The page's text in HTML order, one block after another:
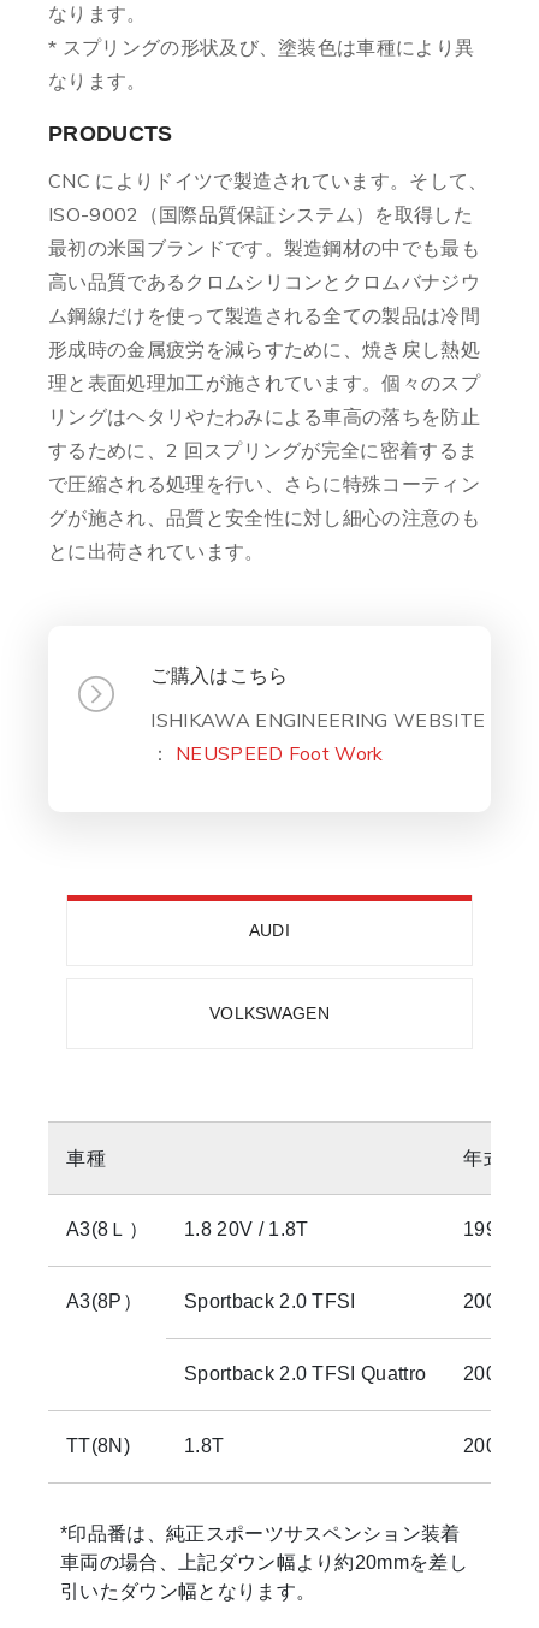
なります。
* スプリングの形状及び、塗装色は車種により異
なります。
PRODUCTS
CNC によりドイツで製造されています。そして、
ISO-9002（国際品質保証システム）を取得した
最初の米国ブランドです。製造鋼材の中でも最も
高い品質であるクロムシリコンとクロムバナジウ
ム鋼線だけを使って製造される全ての製品は冷間
形成時の金属疲労を減らすために、焼き戻し熱処
理と表面処理加工が施されています。個々のスプ
リングはヘタリやたわみによる車高の落ちを防止
するために、2 回スプリングが完全に密着するま
で圧縮される処理を行い、さらに特殊コーティン
グが施され、品質と安全性に対し細心の注意のも
とに出荷されています。
ご購入はこちら
ISHIKAWA ENGINEERING WEBSITE
： NEUSPEED Foot Work
AUDI
VOLKSWAGEN
車種 年式
A3(8Ｌ） 1.8 20V / 1.8T 1998-
A3(8P） Sportback 2.0 TFSI 2005-
Sportback 2.0 TFSI Quattro 2009-
TT(8N) 1.8T 2001-
*印品番は、純正スポーツサスペンション装着
車両の場合、上記ダウン幅より約20mmを差し
引いたダウン幅となります。